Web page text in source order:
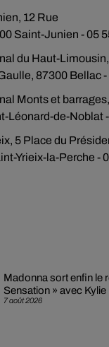
12 Rue
Saint-Junien - 05
du Haut-
87300 Bellac -
Monts et
Léonard-de-Noblat
5 Place du
Yrieix-la-Perche -
7 août 2026
Madonna sort enfin le
Sensation » avec